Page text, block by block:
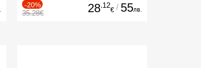
-20%
35.28€ 28.12
€ / 55лв.